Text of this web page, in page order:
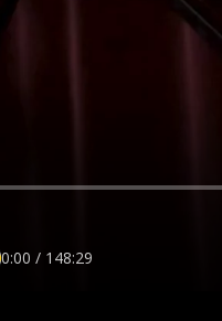
0:00 / 148:29